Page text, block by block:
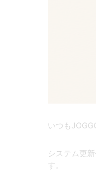
いつも
システム更
す。